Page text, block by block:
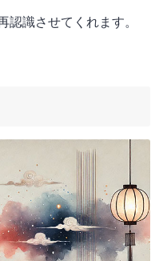
認識させてくれます。